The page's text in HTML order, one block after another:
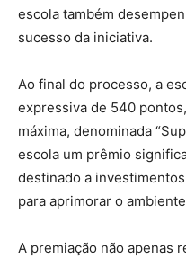
escola também
sucesso da iniciativa.
Ao final do processo, a
expressiva de 540
máxima, denominada
escola um prêmio
destinado a
para aprimorar o
A premiação não apenas